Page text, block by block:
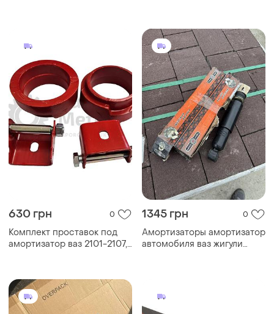
630 грн 0
Комплект проставок под
амортизатор ваз 2101-2107,
1345 грн 0
Амортизаторы амортизатор
автомобиля ваз жигули